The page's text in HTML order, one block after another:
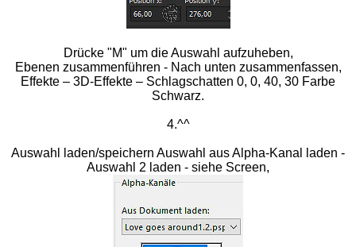
Drücke "M" um die Auswahl aufzuheben,
Ebenen zusammenführen - Nach unten zusammenfassen,
Effekte – 3D-Effekte – Schlagschatten 0, 0, 40, 30 Farbe
Schwarz.
4.^^
Auswahl laden/speichern Auswahl aus Alpha-Kanal laden -
Auswahl 2 laden - siehe Screen,